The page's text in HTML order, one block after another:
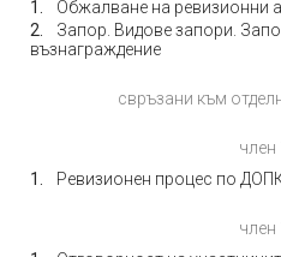
Обжалване на ревизионни
Запор. Видове запори.
възнаграждение
свръзани към
член
Ревизионен процес по
член